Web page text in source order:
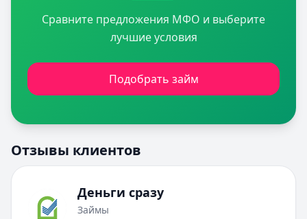
Сравните предложения МФО и выберите
лучшие условия
Подобрать займ
Отзывы клиентов
Деньги сразу
Займы